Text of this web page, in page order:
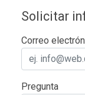
Solicitar
Correo
Pregunta